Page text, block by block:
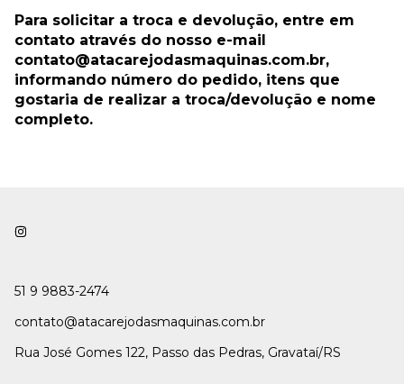
Para solicitar a troca e devolução, entre em
contato através do nosso e-mail
contato@atacarejodasmaquinas.com.br,
informando número do pedido, itens que
gostaria de realizar a troca/devolução e nome
completo.
51 9 9883-2474
contato@atacarejodasmaquinas.com.br
Rua José Gomes 122, Passo das Pedras, Gravataí/RS